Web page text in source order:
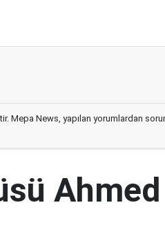
Mepa News, yapılan yorumlardan